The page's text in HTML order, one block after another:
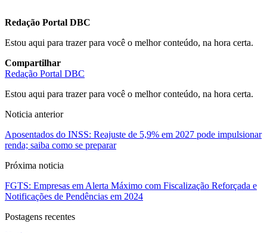
Redação Portal DBC
Estou aqui para trazer para você o melhor conteúdo, na hora certa.
Compartilhar
Redação Portal DBC
Estou aqui para trazer para você o melhor conteúdo, na hora certa.
Noticia anterior
Aposentados do INSS: Reajuste de 5,9% em 2027 pode impulsionar
renda; saiba como se preparar
Próxima noticia
FGTS: Empresas em Alerta Máximo com Fiscalização Reforçada e
Notificações de Pendências em 2024
Postagens recentes